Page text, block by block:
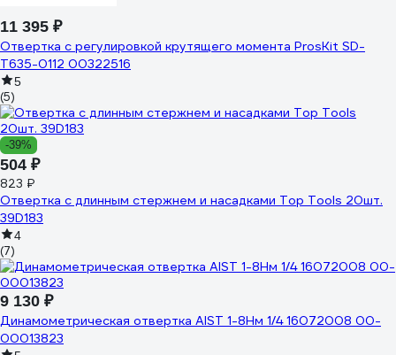
11 395 ₽
Отвертка с регулировкой крутящего момента ProsKit SD-
T635-0112 00322516
5
(5)
-39%
504 ₽
823 ₽
Отвертка с длинным стержнем и насадками Top Tools 20шт.
39D183
4
(7)
9 130 ₽
Динамометрическая отвертка AIST 1-8Нм 1/4 16072008 00-
00013823